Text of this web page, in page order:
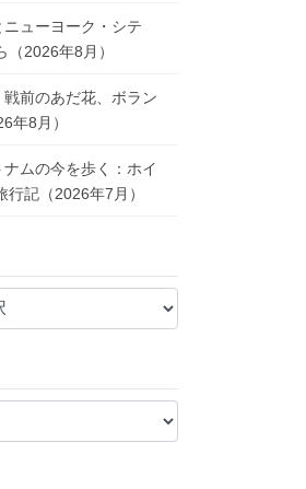
ニューヨーク・シテ
（2026年8月）
戦前のあだ花、ボラン
年8月）
ナムの今を歩く：ホイ
記（2026年7月）